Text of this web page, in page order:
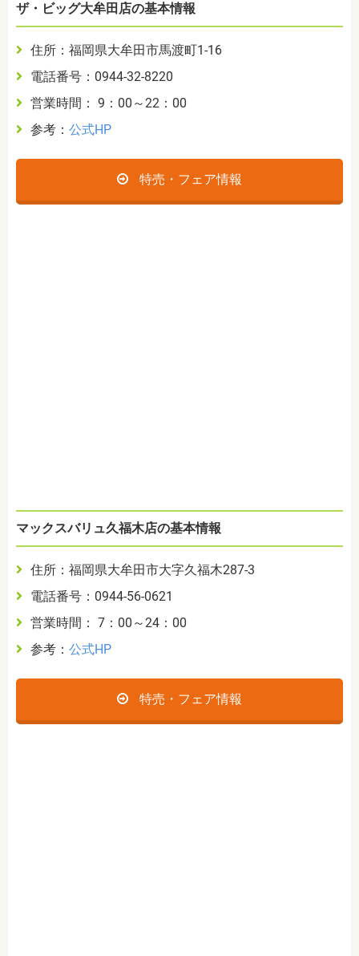
ザ・ビッグ大牟田店の基本情報
住所：福岡県大牟田市馬渡町1-16
電話番号：0944-32-8220
営業時間： 9：00～22：00
参考： 公式HP
特売・フェア情報
マックスバリュ久福木店の基本情報
住所：福岡県大牟田市大字久福木287-3
電話番号：0944-56-0621
営業時間： 7：00～24：00
参考： 公式HP
特売・フェア情報